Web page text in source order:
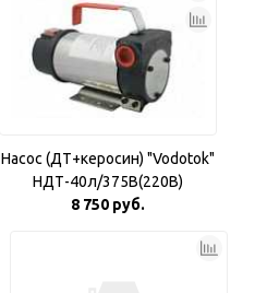
Насос (ДТ+керосин) "Vodotok"
НДТ-40л/375В(220В)
8 750 руб.